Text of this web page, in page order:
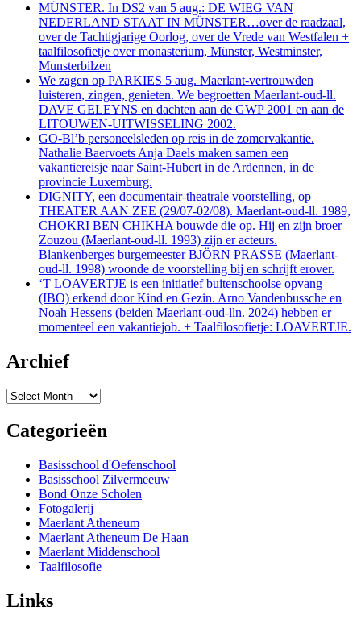
MÜNSTER. In DS2 van 5 aug.: DE WIEG VAN
NEDERLAND STAAT IN MÜNSTER…over de raadzaal,
over de Tachtigjarige Oorlog, over de Vrede van Westfalen +
taalfilosofietje over monasterium, Münster, Westminster,
Munsterbilzen
We zagen op PARKIES 5 aug. Maerlant-vertrouwden
luisteren, zingen, genieten. We begroetten Maerlant-oud-ll.
DAVE GELEYNS en dachten aan de GWP 2001 en aan de
LITOUWEN-UITWISSELING 2002.
GO-Bl’b personeelsleden op reis in de zomervakantie.
Nathalie Baervoets Anja Daels maken samen een
vakantiereisje naar Saint-Hubert in de Ardennen, in de
provincie Luxemburg.
DIGNITY, een documentair-theatrale voorstelling, op
THEATER AAN ZEE (29/07-02/08). Maerlant-oud-ll. 1989,
CHOKRI BEN CHIKHA bouwde die op. Hij en zijn broer
Zouzou (Maerlant-oud-ll. 1993) zijn er acteurs.
Blankenberges burgemeester BJÖRN PRASSE (Maerlant-
oud-ll. 1998) woonde de voorstelling bij en schrijft erover.
‘T LOAVERTJE is een initiatief buitenschoolse opvang
(IBO) erkend door Kind en Gezin. Arno Vandenbussche en
Noah Hessens (beiden Maerlant-oud-lln. 2024) hebben er
momenteel een vakantiejob. + Taalfilosofietje: LOAVERTJE.
Archief
Archief
Categorieën
Basisschool d'Oefenschool
Basisschool Zilvermeeuw
Bond Onze Scholen
Fotogalerij
Maerlant Atheneum
Maerlant Atheneum De Haan
Maerlant Middenschool
Taalfilosofie
Links